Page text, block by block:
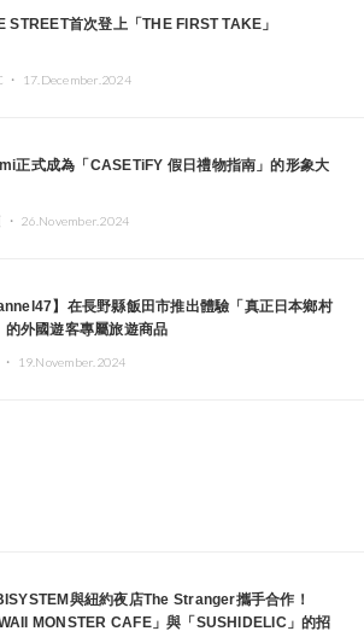
STREET首次登上「THE FIRST TAKE」
・ 17.December.2024
正式成為「CASETiFY 假日禮物指南」的形象大
26.November.2024
】在長野縣飯田市推出體驗「真正日本鄉村
的外國遊客專屬旅遊商品
19.November.2024
與紐約夜店The Stranger攜手合作！
MONSTER CAFE」與「SUSHIDELIC」的招